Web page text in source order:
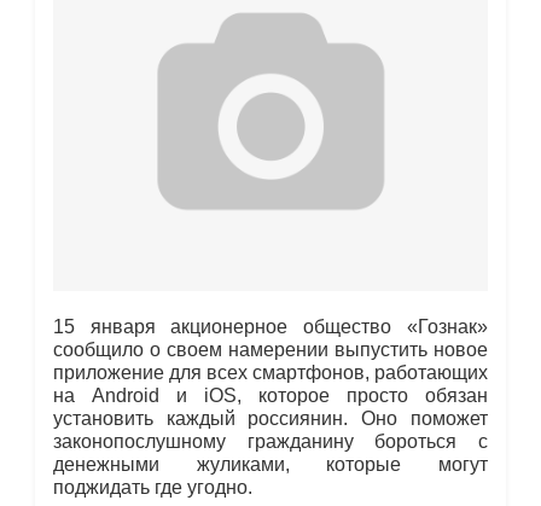
15 января акционерное общество «Гознак»
сообщило о своем намерении выпустить новое
приложение для всех смартфонов, работающих
на Android и iOS, которое просто обязан
установить каждый россиянин. Оно поможет
законопослушному гражданину бороться с
денежными жуликами, которые могут
поджидать где угодно.